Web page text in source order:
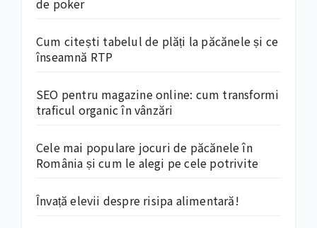
de poker
Cum citești tabelul de plăți la păcănele și ce
înseamnă RTP
SEO pentru magazine online: cum transformi
traficul organic în vânzări
Cele mai populare jocuri de păcănele în
România și cum le alegi pe cele potrivite
Învață elevii despre risipa alimentară!